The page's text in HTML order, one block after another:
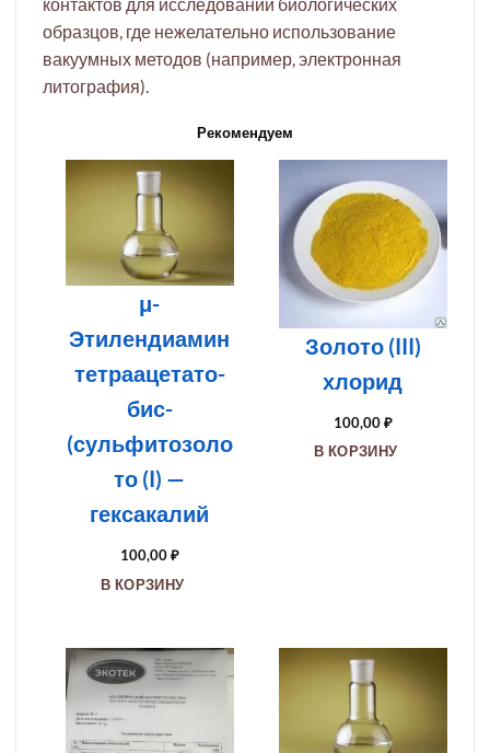
образцов, где нежелательно использование
вакуумных методов (например, электронная
литография).
Рекомендуем
μ-
Этилендиамин
тетраацетато-
бис-
(сульфитозоло
то (I) —
гексакалий
100,00₽
В КОРЗИНУ
Золото (III)
хлорид
100,00₽
В КОРЗИНУ